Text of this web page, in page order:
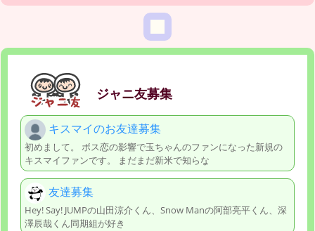
ジャニ友募集
キスマイのお友達募集
初めまして。 ボス恋の影響で玉ちゃんのファンになった新規の
キスマイファンです。 まだまだ新米で知らな
友達募集
Hey! Say! JUMPの山田涼介くん、Snow Manの阿部亮平くん、深
澤辰哉くん同期組が好き